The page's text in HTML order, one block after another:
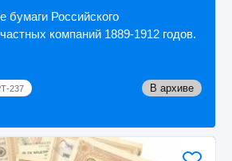
Российского
компаний 1889-1912 годов.
237 В архиве